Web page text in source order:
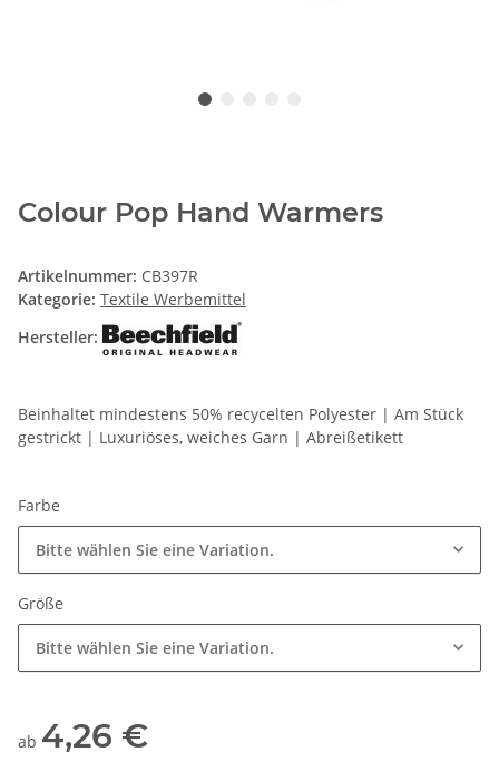
Colour Pop Hand Warmers
Artikelnummer: CB397R
Kategorie: Textile Werbemittel
Hersteller:
Beinhaltet mindestens 50% recycelten Polyester | Am Stück
gestrickt | Luxuriöses, weiches Garn | Abreißetikett
Farbe
Bitte wählen Sie eine Variation.
Größe
Bitte wählen Sie eine Variation.
ab 4,26 €